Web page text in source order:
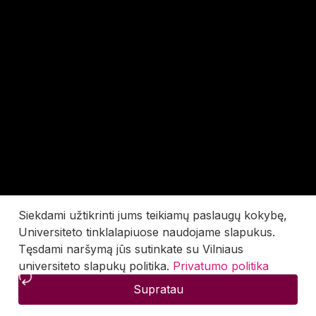
Siekdami užtikrinti jums teikiamų paslaugų kokybę,
Universiteto tinklalapiuose naudojame slapukus.
Tęsdami naršymą jūs sutinkate su Vilniaus
universiteto slapukų politika. Privatumo politika
Supratau